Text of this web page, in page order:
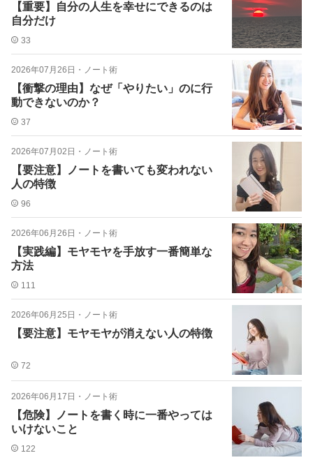
【重要】自分の人生を幸せにできるのは
自分だけ
33
2026年07月26日 ・ ノート術
【衝撃の理由】なぜ「やりたい」のに行
動できないのか？
37
2026年07月02日 ・ ノート術
【要注意】ノートを書いても変われない
人の特徴
96
2026年06月26日 ・ ノート術
【実践編】モヤモヤを手放す一番簡単な
方法
111
2026年06月25日 ・ ノート術
【要注意】モヤモヤが消えない人の特徴
72
2026年06月17日 ・ ノート術
【危険】ノートを書く時に一番やっては
いけないこと
122